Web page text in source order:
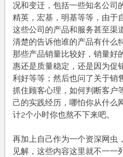
况和变迁，包括一些知名公司
精英，宏基，明基等等，由于
这些公司的产品和服务甚至渠
清楚的告诉他谁的产品有什么
那些产品销量比较好，销量好
惠还是质量稳定，还是因为促
利好等等；然后也问了关于销
抓住顾客心理，如何判断客户
己的实践经历，哪怕你从什么
计2个小时你也熬不下来吧。
再加上自己作为一个资深网虫
见解，这些内容这里就不一一